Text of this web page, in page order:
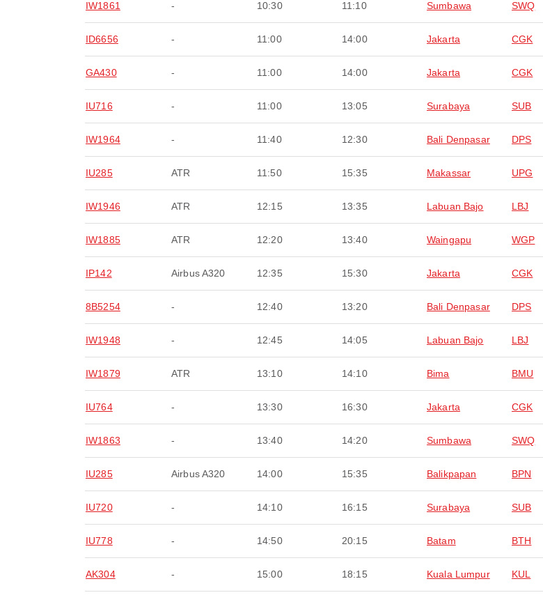
IW1861 - 10:30 11:10 Sumbawa SWQ
ID6656 - 11:00 14:00 Jakarta CGK
GA430 - 11:00 14:00 Jakarta CGK
IU716 - 11:00 13:05 Surabaya SUB
IW1964 - 11:40 12:30 Bali Denpasar DPS
IU285 ATR 11:50 15:35 Makassar UPG
IW1946 ATR 12:15 13:35 Labuan Bajo LBJ
IW1885 ATR 12:20 13:40 Waingapu WGP
IP142 Airbus A320 12:35 15:30 Jakarta CGK
8B5254 - 12:40 13:20 Bali Denpasar DPS
IW1948 - 12:45 14:05 Labuan Bajo LBJ
IW1879 ATR 13:10 14:10 Bima BMU
IU764 - 13:30 16:30 Jakarta CGK
IW1863 - 13:40 14:20 Sumbawa SWQ
IU285 Airbus A320 14:00 15:35 Balikpapan BPN
IU720 - 14:10 16:15 Surabaya SUB
IU778 - 14:50 20:15 Batam BTH
AK304 - 15:00 18:15 Kuala Lumpur KUL